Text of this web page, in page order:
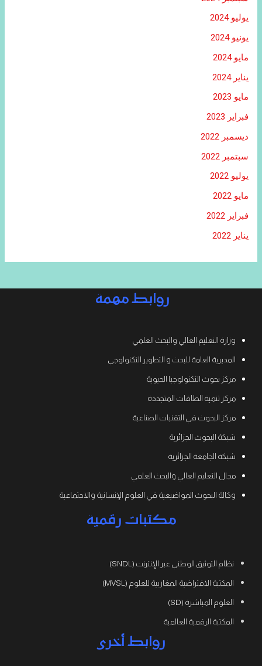
يوليو 2024
يونيو 2024
مايو 2024
يناير 2024
مايو 2023
فبراير 2023
ديسمبر 2022
سبتمبر 2022
يوليو 2022
مايو 2022
فبراير 2022
يناير 2022
روابط مهمة
وزارة التعليم العالي والبحث العلمي
المديرية العامة للبحث و التطوير التكنولوجي
مركز بحوث التكنولوجيا الحيوية
مركز تنمية الطاقات المتجددة
مركز البحوث في التقنيات الصناعية
شبكة البحوث الجزائرية
شبكة الجامعة الجزائرية
مجال التعليم العالي والبحث العلمي
وكالة البحوث المواضيعية في العلوم الإنسانية والاجتماعية
مكتبات رقمية
نظام التوثيق الوطني عبر الإنترنت (SNDL)
المكتبة الافتراضية المغاربية للعلوم (MVSL)
العلوم المباشرة (SD)
المكتبة الرقمية العالمية
روابط أخرى